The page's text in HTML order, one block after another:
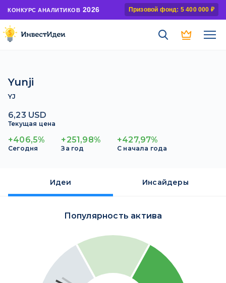
КОНКУРС АНАЛИТИКОВ 2026 Призовой фонд: 5 400 000 ₽
Yunji
YJ
6,23 USD
Текущая цена
+406,5%
Сегодня
+251,98%
За год
+427,97%
С начала года
Идеи Инсайдеры
Популярность актива